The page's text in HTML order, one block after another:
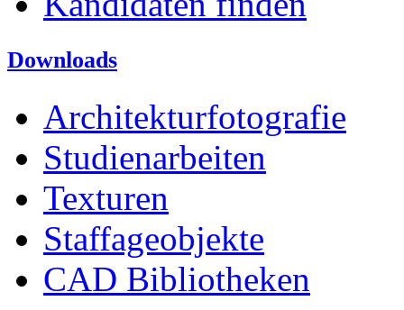
Downloads
Architekturfotografie
Studienarbeiten
Texturen
Staffageobjekte
CAD Bibliotheken